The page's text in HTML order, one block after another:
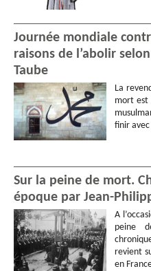
Journée mondiale
raisons de l’abolir
Taube
La
mort est
finir
Sur la peine de mort.
époque par Jean-
A
peine
revient
en